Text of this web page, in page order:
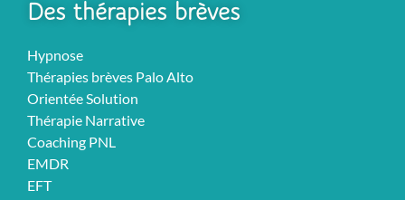
Des thérapies brèves
Hypnose
Thérapies brèves Palo Alto
Orientée Solution
Thérapie Narrative
Coaching PNL
EMDR
EFT